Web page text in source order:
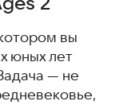
вы
юных лет
— не